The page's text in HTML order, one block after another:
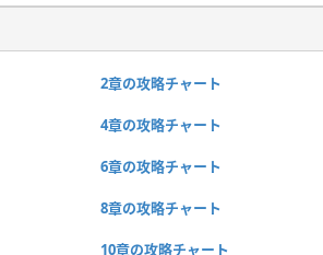
2章の攻略チャート
4章の攻略チャート
6章の攻略チャート
8章の攻略チャート
10章の攻略チャート